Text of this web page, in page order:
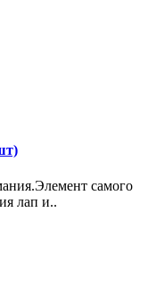
самого
лап и..